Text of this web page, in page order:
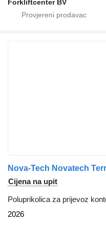
Forkliftcenter BV
Nova-Tech Novatech
Cijena na upit
Poluprikolica za prijevoz
2026